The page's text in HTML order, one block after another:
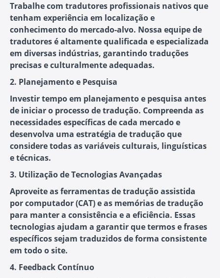
Trabalhe com tradutores profissionais nativos que
tenham experiência em localização e
conhecimento do mercado-alvo. Nossa equipe de
tradutores é altamente qualificada e especializada
em diversas indústrias, garantindo traduções
precisas e culturalmente adequadas.
2. Planejamento e Pesquisa
Investir tempo em planejamento e pesquisa antes
de iniciar o processo de tradução. Compreenda as
necessidades específicas de cada mercado e
desenvolva uma estratégia de tradução que
considere todas as variáveis culturais, linguísticas
e técnicas.
3. Utilização de Tecnologias Avançadas
Aproveite as ferramentas de tradução assistida
por computador (CAT) e as memórias de tradução
para manter a consistência e a eficiência. Essas
tecnologias ajudam a garantir que termos e frases
específicos sejam traduzidos de forma consistente
em todo o site.
4. Feedback Contínuo